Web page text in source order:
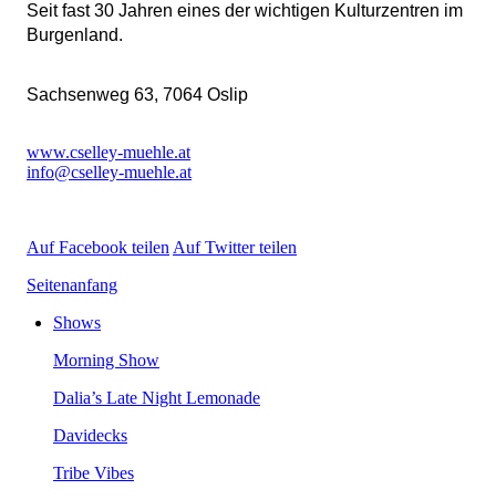
Seitfast30JahreneinesderwichtigenKulturzentrenim
Burgenland.
Sachsenweg63,7064Oslip
www.cselley-muehle.at
info@cselley-muehle.at
AufFacebookteilenAufTwitterteilen
Seitenanfang
Shows
MorningShow
Dalia’sLateNightLemonade
Davidecks
TribeVibes